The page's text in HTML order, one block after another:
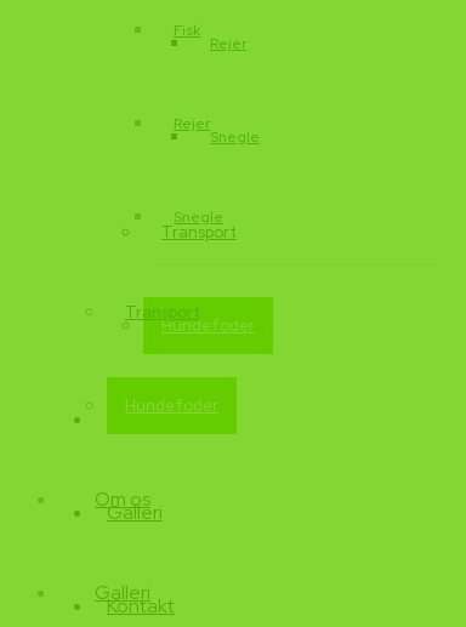
Rejer
Snegle
Transport
Hundefoder
Om os
Galleri
Kontakt
Fisk
Rejer
Snegle
Transport
Hundefoder
Om os
Galleri